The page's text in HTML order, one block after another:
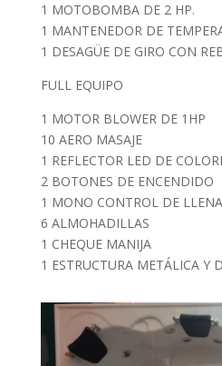
1 MOTOBOMBA DE 2 HP.
1 MANTENEDOR DE
1 DESAGÜE DE GIRO CON
FULL EQUIPO
1 MOTOR BLOWER DE 1HP
10 AERO MASAJE
1 REFLECTOR LED DE
2 BOTONES DE ENCENDIDO
1 MONO CONTROL DE
6 ALMOHADILLAS
1 CHEQUE MANIJA
1 ESTRUCTURA METÁLICA Y